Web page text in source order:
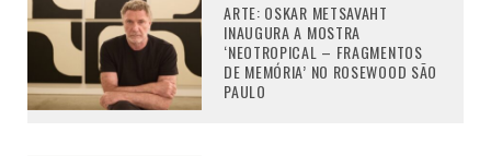
ARTE: OSKAR METSAVAHT
INAUGURA A MOSTRA
‘NEOTROPICAL – FRAGMENTOS
DE MEMÓRIA’ NO ROSEWOOD SÃO
PAULO